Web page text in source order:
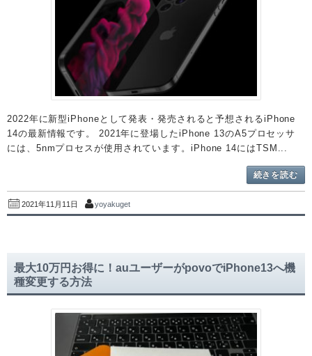
2022年に新型iPhoneとして発表・発売されると予想されるiPhone
14の最新情報です。 2021年に登場したiPhone 13のA5プロセッサ
には、5nmプロセスが使用されています。iPhone 14にはTSM...
続きを読む
2021年11月11日 yoyakuget
最大10万円お得に！auユーザーがpovoでiPhone13へ機
種変更する方法